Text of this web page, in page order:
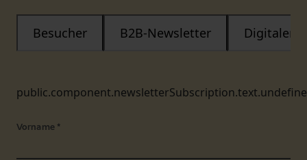
Besucher B2B-Newsletter Digitaler
Vorname *